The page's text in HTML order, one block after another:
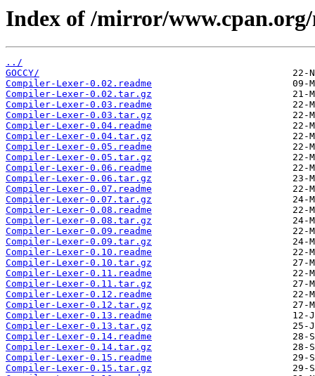
Index of /mirror/
../
GOCCY/
Compiler-Lexer-0.02.readme
Compiler-Lexer-0.02.tar.gz
Compiler-Lexer-0.03.readme
Compiler-Lexer-0.03.tar.gz
Compiler-Lexer-0.04.readme
Compiler-Lexer-0.04.tar.gz
Compiler-Lexer-0.05.readme
Compiler-Lexer-0.05.tar.gz
Compiler-Lexer-0.06.readme
Compiler-Lexer-0.06.tar.gz
Compiler-Lexer-0.07.readme
Compiler-Lexer-0.07.tar.gz
Compiler-Lexer-0.08.readme
Compiler-Lexer-0.08.tar.gz
Compiler-Lexer-0.09.readme
Compiler-Lexer-0.09.tar.gz
Compiler-Lexer-0.10.readme
Compiler-Lexer-0.10.tar.gz
Compiler-Lexer-0.11.readme
Compiler-Lexer-0.11.tar.gz
Compiler-Lexer-0.12.readme
Compiler-Lexer-0.12.tar.gz
Compiler-Lexer-0.13.readme
Compiler-Lexer-0.13.tar.gz
Compiler-Lexer-0.14.readme
Compiler-Lexer-0.14.tar.gz
Compiler-Lexer-0.15.readme
Compiler-Lexer-0.15.tar.gz